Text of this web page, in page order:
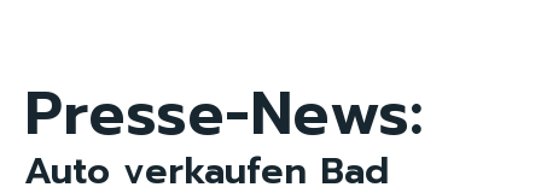
Presse-News:
Auto verkaufen Bad